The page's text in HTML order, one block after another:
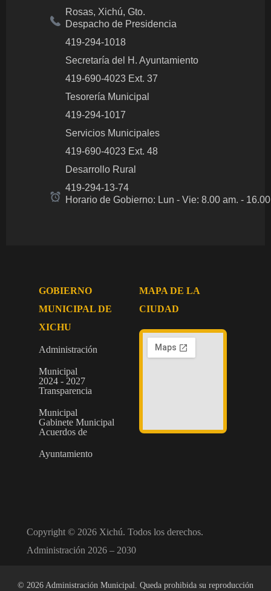
Rosas, Xichú, Gto.
Despacho de Presidencia
419-294-1018
Secretaría del H. Ayuntamiento
419-690-4023 Ext. 37
Tesorería Municipal
419-294-1017
Servicios Municipales
419-690-4023 Ext. 48
Desarrollo Rural
419-294-13-74
Horario de Gobierno: Lun - Vie: 8.00 am. -
GOBIERNO
MUNICIPAL DE
XICHU
Administración
Municipal
2024 - 2027
Transparencia
Municipal
Gabinete Municipal
Acuerdos de
Ayuntamiento
MAPA DE LA
CIUDAD
Copyright © 2026 Xichú. Todos los derechos.
Administración 2026 – 2030
© 2026 Administración Municipal. Queda prohibida su reproducción